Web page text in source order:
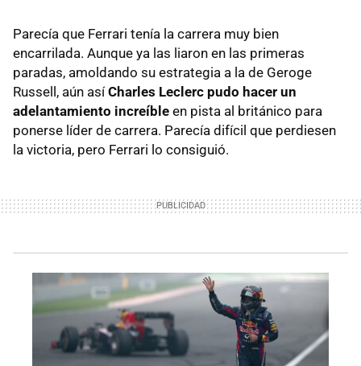
Parecía que Ferrari tenía la carrera muy bien
encarrilada. Aunque ya las liaron en las primeras
paradas, amoldando su estrategia a la de Geroge
Russell, aún asíCharles Leclerc pudo hacer un
adelantamiento increíble en pista al británico para
ponerse líder de carrera. Parecía difícil que perdiesen
la victoria, pero Ferrari lo consiguió.